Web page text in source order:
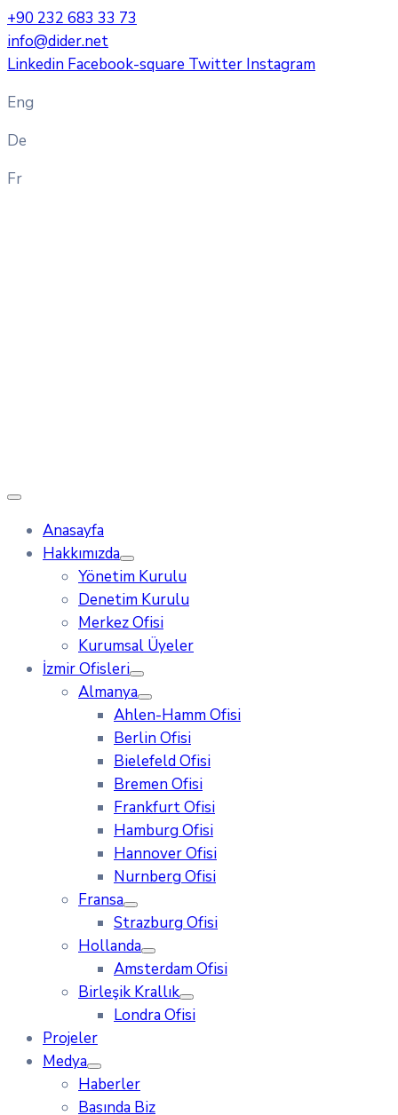
+90 232 683 33 73
info@dider.net
Linkedin Facebook-square Twitter Instagram
Eng
De
Fr
Anasayfa
Hakkımızda
Yönetim Kurulu
Denetim Kurulu
Merkez Ofisi
Kurumsal Üyeler
İzmir Ofisleri
Almanya
Ahlen-Hamm Ofisi
Berlin Ofisi
Bielefeld Ofisi
Bremen Ofisi
Frankfurt Ofisi
Hamburg Ofisi
Hannover Ofisi
Nurnberg Ofisi
Fransa
Strazburg Ofisi
Hollanda
Amsterdam Ofisi
Birleşik Krallık
Londra Ofisi
Projeler
Medya
Haberler
Basında Biz